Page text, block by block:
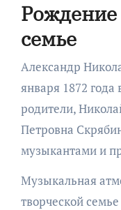
семье
Александр
января 1872
родители,
Петровна
музыкантами и
Музыкальная
творческой